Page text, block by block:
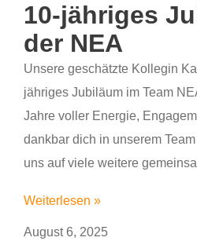
10-jähriges
der NEA
Unsere geschätzte Kollegin
jähriges Jubiläum im Team
Jahre voller Energie,
dankbar dich in unserem
uns auf viele weitere
Weiterlesen »
August 6, 2025